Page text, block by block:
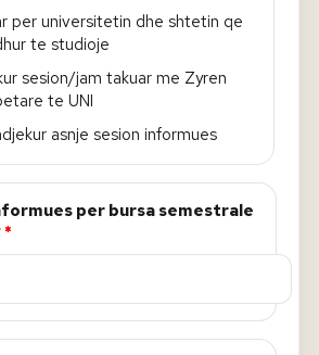
per universitetin dhe shtetin qe
te studioje
sesion/jam takuar me Zyren
te UNI
asnje sesion informues
per bursa semestrale
*